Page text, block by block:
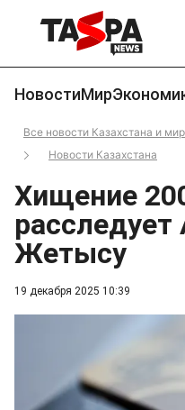
НовостиМир
Все новости Казахстана и
Новости Казахстана
19 декабря 2025 10:39
Хищение
Жетысу